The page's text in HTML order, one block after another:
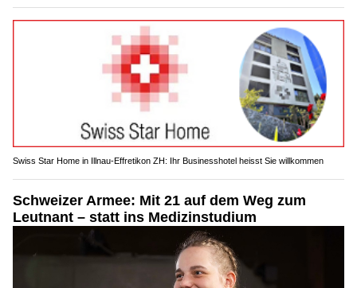
Swiss Star Home in Illnau-Effretikon ZH: Ihr Businesshotel heisst Sie willkommen
Schweizer Armee: Mit 21 auf dem Weg zum
Leutnant – statt ins Medizinstudium